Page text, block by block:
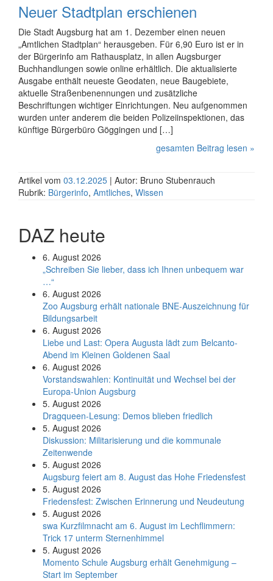
Neuer Stadtplan erschienen
Die Stadt Augsburg hat am 1. Dezember einen neuen
„Amtlichen Stadtplan“ herausgeben. Für 6,90 Euro ist er in
der Bürgerinfo am Rathausplatz, in allen Augsburger
Buchhandlungen sowie online erhältlich. Die aktualisierte
Ausgabe enthält neueste Geodaten, neue Bau­gebiete,
aktuelle Straßen­be­nen­nungen und zusätz­liche
Beschriftungen wichtiger Ein­rich­tungen. Neu auf­ge­nommen
wurden unter anderem die beiden Polizei­inspek­tionen, das
künftige Bürger­büro Göggingen und […]
gesamten Beitrag lesen »
Artikel vom 03.12.2025 | Autor: Bruno Stubenrauch
Rubrik: Bürgerinfo, Amtliches, Wissen
DAZ heute
6. August 2026
„Schreiben Sie lieber, dass ich Ihnen unbequem war
…“
6. August 2026
Zoo Augsburg erhält nationale BNE-Auszeichnung für
Bildungsarbeit
6. August 2026
Liebe und Last: Opera Augusta lädt zum Belcanto-
Abend im Kleinen Goldenen Saal
6. August 2026
Vorstandswahlen: Kontinuität und Wechsel bei der
Europa-Union Augsburg
5. August 2026
Dragqueen-Lesung: Demos blieben friedlich
5. August 2026
Diskussion: Mi­li­ta­ri­sie­rung und die kommunale
Zeitenwende
5. August 2026
Augsburg feiert am 8. August das Hohe Friedensfest
5. August 2026
Friedensfest: Zwischen Erinnerung und Neudeutung
5. August 2026
swa Kurz­film­nacht am 6. August im Lech­flim­mern:
Trick 17 unterm Sternen­himmel
5. August 2026
Momento Schule Augsburg erhält Genehmigung –
Start im September